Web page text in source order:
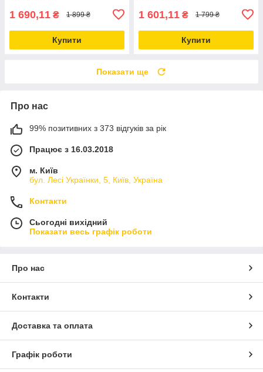
1 690,11 ₴ 1 899 ₴
Купити
1 601,11 ₴ 1 799 ₴
Купити
Показати ще
Про нас
99% позитивних з 373 відгуків за рік
Працює з 16.03.2018
м. Київ
бул. Лесі Українки, 5, Київ, Україна
Контакти
Сьогодні вихідний
Показати весь графік роботи
Про нас
Контакти
Доставка та оплата
Графік роботи